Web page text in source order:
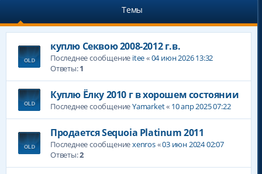
Темы
куплю Секвою 2008-2012 г.в.
Последнее сообщение itee«04 июн 2026 13:32
Ответы:1
Куплю Ëлку 2010 г в хорошем состоянии
Последнее сообщениеYamarket« 10 апр 2025 07:22
Продается Sequoia Platinum 2011
Последнее сообщениеxenros«03 июн 2024 02:07
Ответы:2